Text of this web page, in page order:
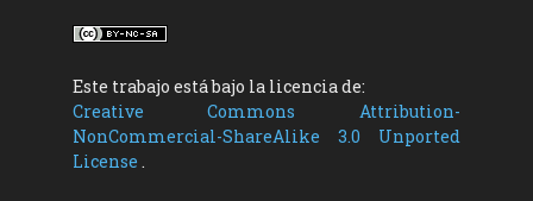
Este trabajo está bajo la licencia de:
Creative Commons Attribution-
NonCommercial-ShareAlike 3.0 Unported
License .